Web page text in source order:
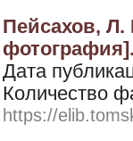
Пейсахов,
Дата
Количество
https://